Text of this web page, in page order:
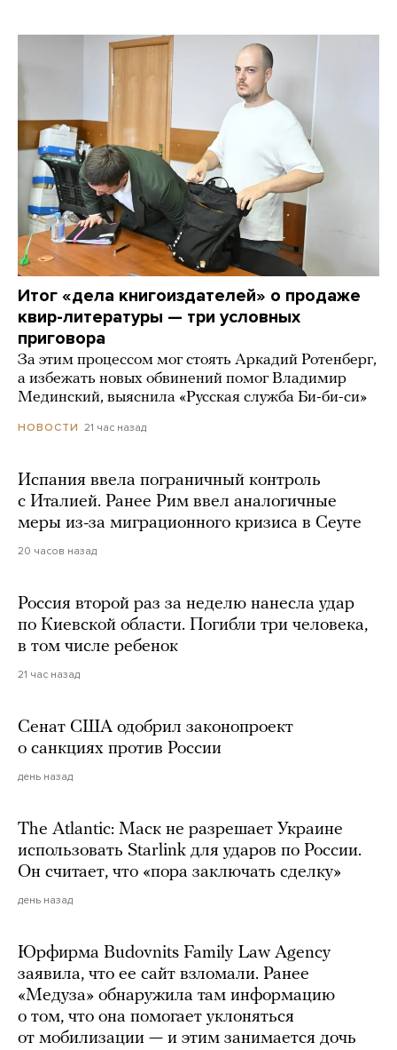
Итог «дела книгоиздателей» о продаже
квир-литературы — три условных
приговора
За этим процессом мог стоять Аркадий Ротенберг,
а избежать новых обвинений помог Владимир
Мединский, выяснила «Русская служба Би-би-си»
НОВОСТИ 21 час назад
Испания ввела пограничный контроль
с Италией. Ранее Рим ввел аналогичные
меры из-за миграционного кризиса в Сеуте
20 часов назад
Россия второй раз за неделю нанесла удар
по Киевской области. Погибли три человека,
в том числе ребенок
21 час назад
Сенат США одобрил законопроект
о санкциях против России
день назад
The Atlantic: Маск не разрешает Украине
использовать Starlink для ударов по России.
Он считает, что «пора заключать сделку»
день назад
Юрфирма Budovnits Family Law Agency
заявила, что ее сайт взломали. Ранее
«Медуза» обнаружила там информацию
о том, что она помогает уклоняться
от мобилизации — и этим занимается дочь